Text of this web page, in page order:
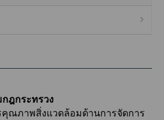
ฎกระทรวง
คุณภาพสิ่งแวดล้อมด้านการจัดการ